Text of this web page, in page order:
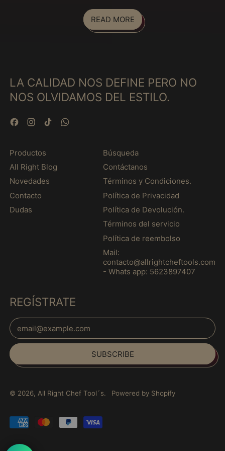
READ MORE
LA CALIDAD NOS DEFINE PERO NO
NOS OLVIDAMOS DEL ESTILO.
FacebookInstagram
TikTokWhatsApp
Productos
All Right Blog
Novedades
Contacto
Dudas
Búsqueda
Contáctanos
Términos y Condiciones.
Política de Privacidad
Política de Devolución.
Términos del servicio
Política de reembolso
Mail:
contacto@allrightcheftools.com
- Whats app: 5623897407
REGÍSTRATE
Email Address
SUBSCRIBE
© 2026, All Right Chef Tool´s. Powered by Shopify
Accepted
Payments
Ethiopia (MXN $)
(MXN $)
Fiji (MXN $)
Finland (MXN $)
French Guiana (MXN
$)
Gambia (MXN $)
Germany (MXN $)
Ghana (MXN $)
Greenland (MXN $)
Guadeloupe (MXN $)
Español
English
français
português
(Brasil)